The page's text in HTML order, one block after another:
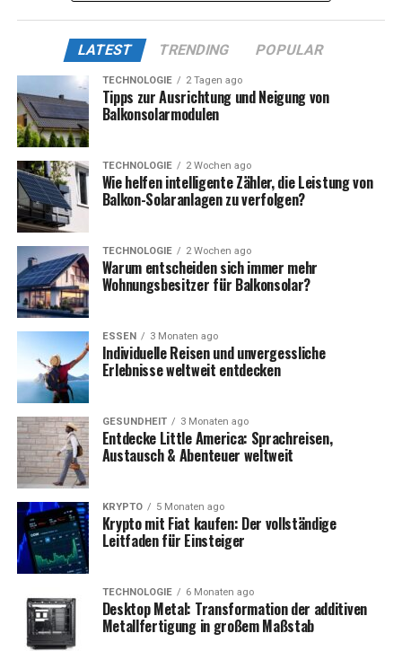
Beruf
Journalistin, Autorin,
Investorin
Ehepartner
Daniel Ek (Gründer & CEO von
Spotify)
Kinder
Wohnort
Wahrscheinlich Stockholm
oder Djursholm
Geschätztes Vermögen
USD
Bekannt durch
Beziehung zu Daniel Ek,
Wer ist Sofia Levander?
Sofia Levander ist eine schwedische Journalistin und
Autorin, die sich durch ihr Engagement, ihre Bildung
und ihren Mut auszeichnet. Sie arbeitete viele Jahre als
Wirtschaftsjournalistin und spezialisierte sich auf
internationale Märkte. Bekannt wurde sie durch ihr
Buch „The Minefield Girl“, das ihre gefährlichen
Erlebnisse in Libyen beschreibt – ein mutiger Schritt für
eine Frau, die den Luxus ihres Heimatlands gegen ein
Kriegsgebiet eintauschte.
Obwohl sie oft in einem Atemzug mit ihrem Ehemann
LATEST TRENDING POPULAR
TECHNOLOGIE 2 Tagen ago
Tipps zur Ausrichtung und Neigung von
Balkonsolarmodulen
TECHNOLOGIE 2 Wochen ago
Wie helfen intelligente Zähler, die Leistung von
Balkon-Solaranlagen zu verfolgen?
TECHNOLOGIE 2 Wochen ago
Warum entscheiden sich immer mehr
Wohnungsbesitzer für Balkonsolar?
ESSEN 3 Monaten ago
Individuelle Reisen und unvergessliche
Erlebnisse weltweit entdecken
GESUNDHEIT 3 Monaten ago
Entdecke Little America: Sprachreisen,
Austausch & Abenteuer weltweit
KRYPTO 5 Monaten ago
Krypto mit Fiat kaufen: Der vollständige
Leitfaden für Einsteiger
TECHNOLOGIE 6 Monaten ago
Desktop Metal: Transformation der additiven
Metallfertigung in großem Maßstab